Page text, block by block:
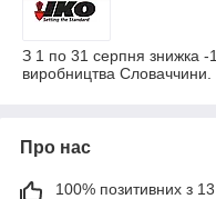
З 1 по 31 серпня знижка -
виробництва Словаччини.
Про нас
100% позитивних з 13